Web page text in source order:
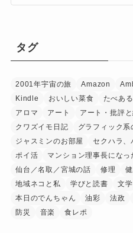
タグ
2001年宇宙の旅 Amazon
Kindle
おいしい菜食 たべあ
アロマ
アート アート・批評
クワズイモ日記
グラフィック系
ジャスミンのお部屋
セクハラ、
ポイ活
マンション理事長になっ
仙台／名取／宮城の話
修理
地域ネコと私
学びと読書 文学
本日のでんちゃん
油彩 法政
防災
音楽 食レポ